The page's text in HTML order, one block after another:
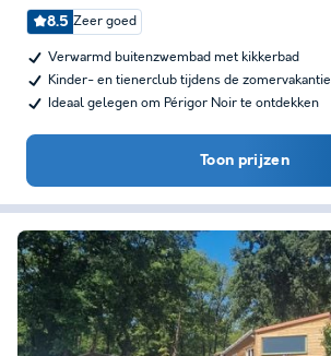
8.5 Zeer goed
Verwarmd buitenzwembad met kikkerbad
Kinder- en tienerclub tijdens de zomervakantie
Ideaal gelegen om Périgor Noir te ontdekken
Toon prijzen